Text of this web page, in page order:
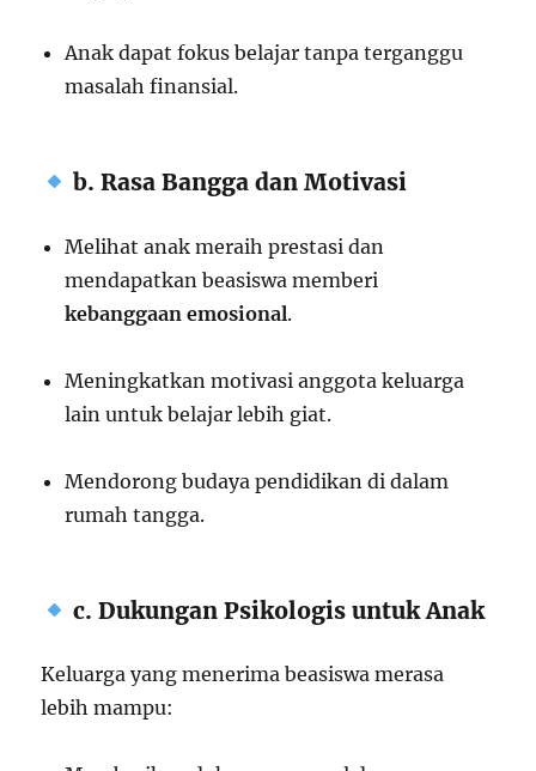
Anak dapat fokus belajar tanpa terganggu
masalah finansial.
b. Rasa Bangga dan Motivasi
Melihat anak meraih prestasi dan
mendapatkan beasiswa memberi
kebanggaan emosional.
Meningkatkan motivasi anggota keluarga
lain untuk belajar lebih giat.
Mendorong budaya pendidikan di dalam
rumah tangga.
c. Dukungan Psikologis untuk Anak
Keluarga yang menerima beasiswa merasa
lebih mampu: